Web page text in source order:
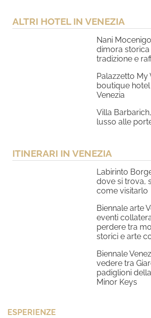
ALTRI HOTEL IN VENEZIA
Nani
dimora storica
tradizione e
Palazzetto My
boutique
Venezia
Villa
lusso alle
ITINERARI IN VENEZIA
Labirinto
dove si trova,
come visitarlo
Biennale arte
eventi
perdere tra
storici e arte
Biennale
vedere tra
padiglioni
Minor Keys
ESPERIENZE